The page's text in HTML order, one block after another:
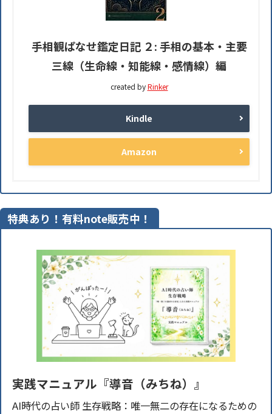
手相観ぱなせ鑑定日記 ２: 手相の基本・主要
三線（生命線・知能線・感情線）編
created byRinker
Kindle
Amazon
特典あり！有料note販売中！
実践マニュアル『導音（みちね）』
AI時代の占い師 生存戦略：唯一無二の存在になるための